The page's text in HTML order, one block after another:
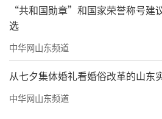
松与课内课程的有机融合。
校推行实施每天上下午
动，两次活动总时间不低
造“奔跑的大课间”，让学
“共和国勋章”和国家荣誉称号建
选
中华网山东频道
从七夕集体婚礼看婚俗改革的山东
中华网山东频道